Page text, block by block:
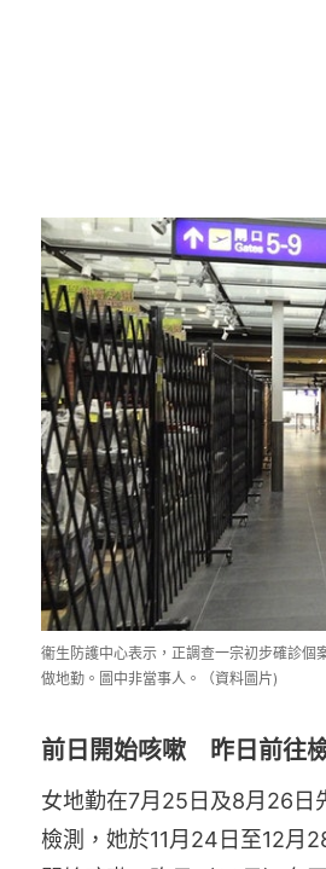
衞生防護中心表示，正調查一宗初步確診
做地勤。圖中非當事人。（資料圖片)
前日開始咳嗽 昨日前往
女地勤在7月25日及8月26日
檢測，她於11月24日至12月